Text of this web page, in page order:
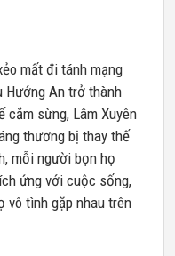
mất đi tánh mạng
Hướng An trở thành
cắm sừng, Lâm Xuyên
thương bị thay thế
mỗi người bọn họ
ứng với cuộc sống,
vô tình gặp nhau trên